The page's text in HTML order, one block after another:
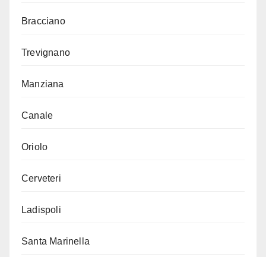
Bracciano
Trevignano
Manziana
Canale
Oriolo
Cerveteri
Ladispoli
Santa Marinella